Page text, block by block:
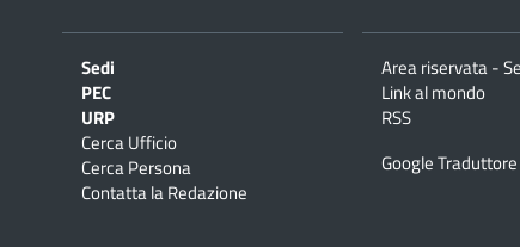
Sedi
PEC
URP
Cerca Ufficio
Cerca Persona
Contatta la Redazione
Area riservata -
Link al mondo
RSS
Google Traduttore